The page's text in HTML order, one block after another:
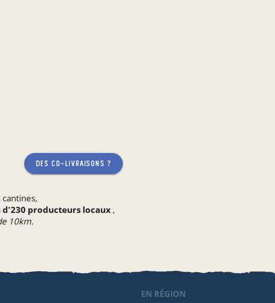
des co-livraisons ?
cantines,
producteurs locaux ,
10km.
EN RÉGION